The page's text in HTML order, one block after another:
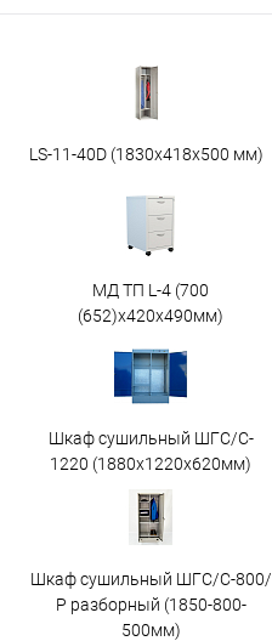
LS-11-40D (1830x418x500 мм)
МД ТП L-4 (700
(652)x420x490мм)
Шкаф сушильный ШГС/C-
1220 (1880x1220x620мм)
Шкаф сушильный ШГС/С-800/
Р разборный (1850-800-
500мм)